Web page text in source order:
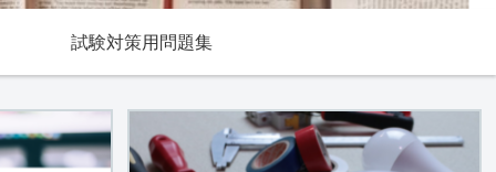
試験対策用問題集